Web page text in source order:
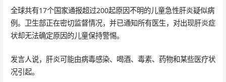
全球共有17个国家通报超过200起原因不明的儿童急性肝炎疑似病
例。卫生部正在密切监督情况，并已通知所有医生，对出现肝炎症
状却无法确定原因的儿童保持警惕。
发言人说，肝炎可能由病毒感染、喝酒、毒素、药物和某些医疗状
况引起。